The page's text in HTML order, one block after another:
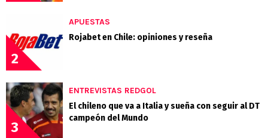
2
APUESTAS
Rojabet en Chile: opiniones y reseña
3
ENTREVISTAS REDGOL
El chileno que va a Italia y sueña con seguir al DT
campeón del Mundo